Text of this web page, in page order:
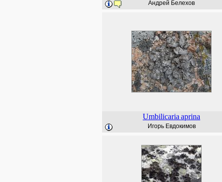
Андрей Белехов
Umbilicaria aprina
Игорь Евдокимов